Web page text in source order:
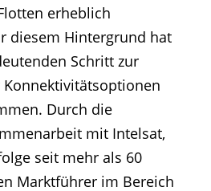
erheblich
diesem Hintergrund hat
Schritt zur
Durch die
mit Intelsat,
seit mehr als 60
Marktführer im Bereich